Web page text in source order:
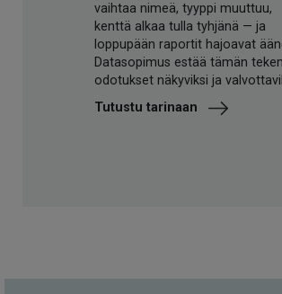
vaihtaa nimeä, tyyppi muuttuu,
kenttä alkaa tulla tyhjänä — ja
loppupään raportit hajoavat
Datasopimus estää tämän
odotukset näkyviksi ja
Tutustu tarinaan